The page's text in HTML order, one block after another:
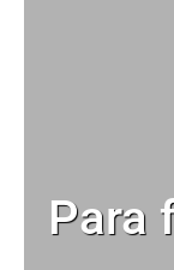
Para